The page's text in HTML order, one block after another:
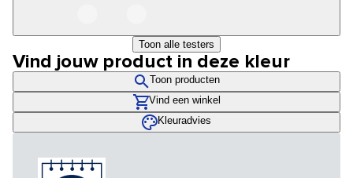
Toon alle testers
Vind jouw product in deze kleur
Toon producten
Vind een winkel
Kleuradvies